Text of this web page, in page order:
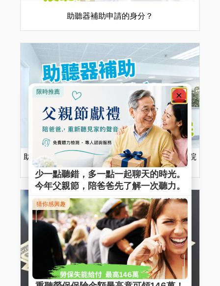
助聽器補助申請的身分？
助聽器補助申請先做聽力鑑定！全台聽力鑑定醫院
一覽表